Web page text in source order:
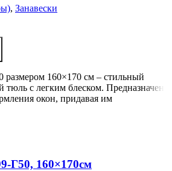
, Занавески
размером 160×170 см – стильный
с легким блеском. Предназначен
окон, придавая им
Г50, 160×170см